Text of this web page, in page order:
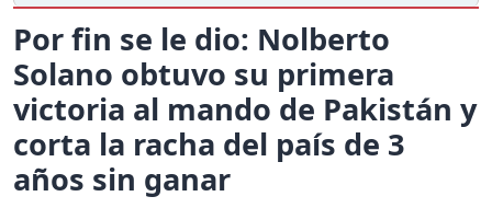
Por fin se le dio: Nolberto
Solano obtuvo su primera
victoria al mando de Pakistán y
corta la racha del país de 3
años sin ganar